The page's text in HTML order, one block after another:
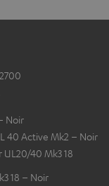
Noir
40 Active Mk2 – Noir
40 Mk3 18
18 – Noir